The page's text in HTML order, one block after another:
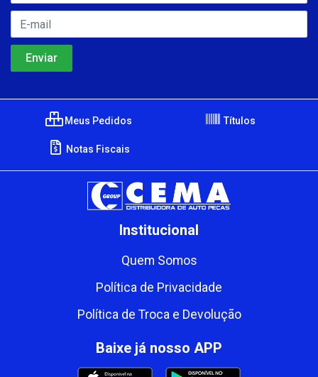
Meus Pedidos Títulos
Notas Fiscais
Institucional
Quem Somos
Política de Privacidade
Política de Troca e Devolução
Baixe já nosso APP